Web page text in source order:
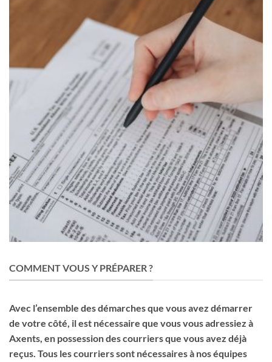
COMMENT VOUS Y PRÉPARER ?
Avec l’ensemble des démarches que vous avez démarrer
de votre côté, il est nécessaire que vous vous adressiez à
Axents, en possession des courriers que vous avez déjà
reçus. Tous les courriers sont nécessaires à nos équipes